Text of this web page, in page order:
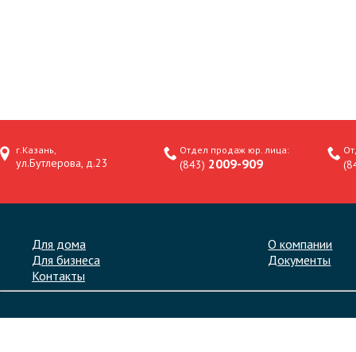
г.Казань,
ул.Бутлерова, д.23
Отдел продаж юр. лица:
(843) 2009-909
Для дома
О компании
Для бизнеса
Документы
Контакты